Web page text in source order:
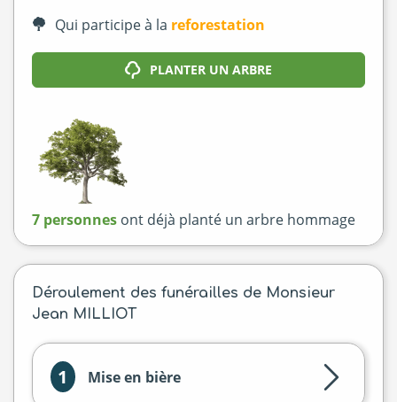
Qui participe à la reforestation
PLANTER UN ARBRE
7 personnes ont déjà planté un arbre hommage
Déroulement des funérailles de Monsieur
Jean MILLIOT
1 Mise en bière